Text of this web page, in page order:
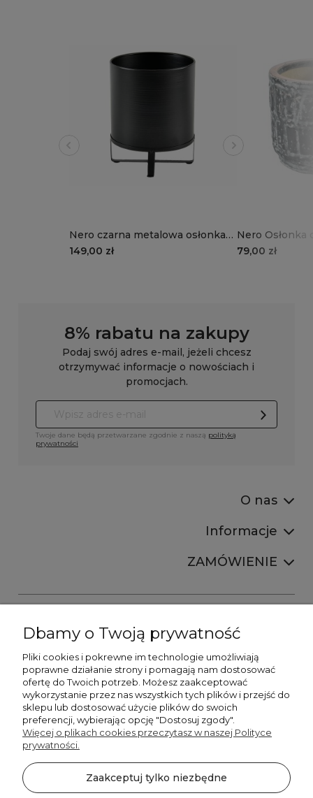
Nero czarna metalowa osłonka
na roślinę doniczkową
149,00 zł
Nero Osłonka
szkliwiona,
79,00 zł
8% rabatu na zakupy
Podaj swój adres e-mail, jeżeli chcesz
otrzymywać informacje o nowościach i
promocjach.
Twoje dane będą przetwarzane zgodnie z naszą polityką
prywatności
O nas
Informacje
ZAMÓWIENIE
+48606673390
sprzedaz@belldecohome.pl
©2026 Wszelkie Prawa Zastrzeżone | BelldecoHome.pl
Flex Minimalist by Ecommercy
Dbamy o Twoją prywatność
Pliki cookies i pokrewne im technologie umożliwiają
poprawne działanie strony i pomagają nam dostosować
ofertę do Twoich potrzeb. Możesz zaakceptować
wykorzystanie przez nas wszystkich tych plików i przejść do
sklepu lub dostosować użycie plików do swoich
preferencji, wybierając opcję "Dostosuj zgody".
Więcej o plikach cookies przeczytasz w naszej Polityce
prywatności.
Zaakceptuj tylko niezbędne
Zapisz się do naszego newslettera i zgarnij 8% rabatu!
zaznacz pola
Akceptuję regulamin newslettera